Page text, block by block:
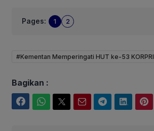
Pages: 1 2
#Kementan Memperingati HUT ke-53 KORPRI
Bagikan :